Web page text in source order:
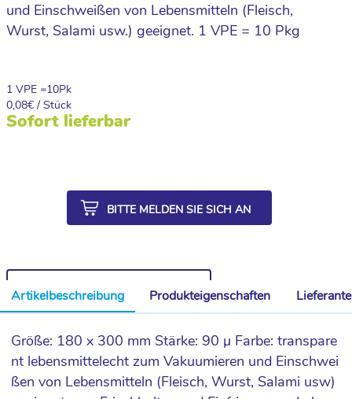
und Einschweißen von Lebensmitteln (Fleisch,
Wurst, Salami usw.) geeignet. 1 VPE = 10 Pkg
1 VPE =10Pk
0,08€ / Stück
Sofort lieferbar
BITTE MELDEN SIE SICH AN
Artikelbeschreibung Produkteigenschaften
Größe: 180 x 300 mm Stärke: 90 µ Farbe: transpare
nt lebensmittelecht zum Vakuumieren und Einschwei
ßen von Lebensmitteln (Fleisch, Wurst, Salami usw)